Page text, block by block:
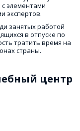
элементами
экспертов.
занятых работой
в отпуске по
тратить время на
страны.
центр